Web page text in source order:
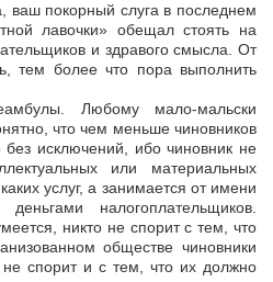
покорный слуга в последнем
лавочки» обещал стоять на
и здравого смысла. От
тем более что пора выполнить
Любому мало-мальски
что чем меньше чиновников
исключений, ибо чиновник не
или материальных
услуг, а занимается от имени
деньгами налогоплательщиков.
никто не спорит с тем, что
обществе чиновники
спорит и с тем, что их должно